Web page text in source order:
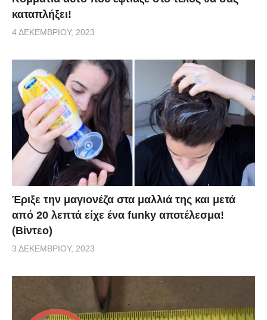
καταπλήξει!
4 ΔΕΚΕΜΒΡΊΟΥ, 2023
Έριξε την μαγιονέζα στα μαλλιά της και μετά
από 20 λεπτά είχε ένα funky αποτέλεσμα!
(Βίντεο)
3 ΔΕΚΕΜΒΡΊΟΥ, 2023